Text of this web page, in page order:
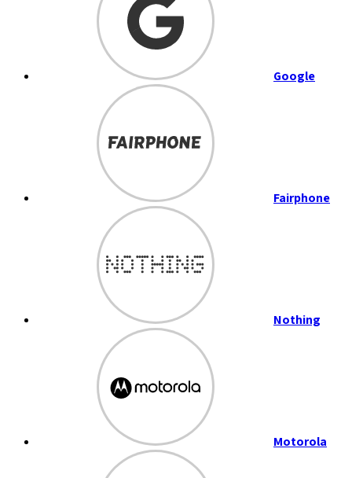
Google
Fairphone
Nothing
Motorola